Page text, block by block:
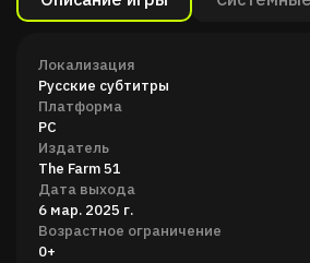
Локализация
Русские субтитры
Платформа
PC
Издатель
The Farm 51
Дата выхода
6 мар. 2025 г.
Возрастное ограничение
0+